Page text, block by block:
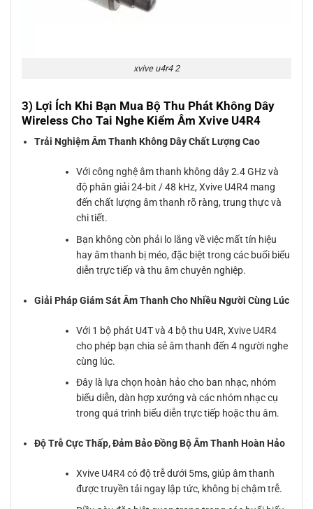
xvive u4r4 2
3) Lợi Ích Khi Bạn Mua Bộ Thu Phát Không Dây
Wireless Cho Tai Nghe Kiểm Âm Xvive U4R4
Trải Nghiệm Âm Thanh Không Dây Chất Lượng Cao
Với công nghệ âm thanh không dây 2.4 GHz và
độ phân giải 24-bit / 48 kHz, Xvive U4R4 mang
đến chất lượng âm thanh rõ ràng, trung thực và
chi tiết.
Bạn không còn phải lo lắng về việc mất tín hiệu
hay âm thanh bị méo, đặc biệt trong các buổi biểu
diễn trực tiếp và thu âm chuyên nghiệp.
Giải Pháp Giám Sát Âm Thanh Cho Nhiều Người Cùng Lúc
Với 1 bộ phát U4T và 4 bộ thu U4R, Xvive U4R4
cho phép bạn chia sẻ âm thanh đến 4 người nghe
cùng lúc.
Đây là lựa chọn hoàn hảo cho ban nhạc, nhóm
biểu diễn, dàn hợp xướng và các nhóm nhạc cụ
trong quá trình biểu diễn trực tiếp hoặc thu âm.
Độ Trễ Cực Thấp, Đảm Bảo Đồng Bộ Âm Thanh Hoàn Hảo
Xvive U4R4 có độ trễ dưới 5ms, giúp âm thanh
được truyền tải ngay lập tức, không bị chậm trễ.